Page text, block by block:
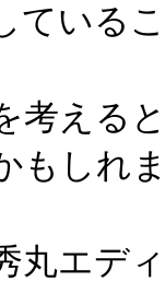
ているこ
考える
もしれ
丸エデ